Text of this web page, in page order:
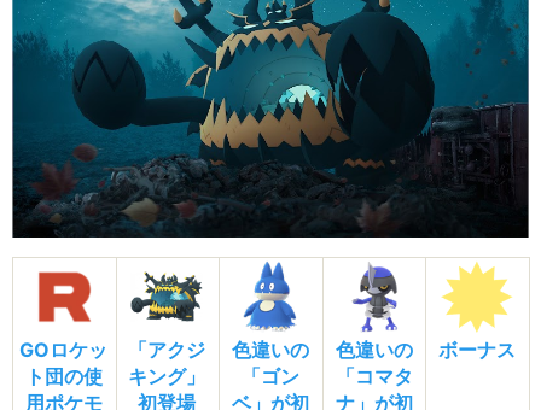
GOロケッ
ト団の使
用ポケモ
「アクジ
キング」
初登場
色違いの
「ゴン
ベ」が初
色違いの
「コマタ
ナ」が初
ボーナス